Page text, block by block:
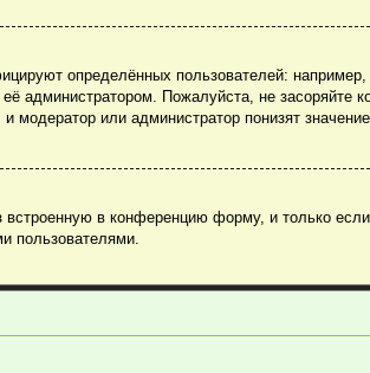
определённых пользователей: например,
администратором. Пожалуйста, не засоряйте
или администратор понизят
встроенную в конференцию форму, и только
пользователями.